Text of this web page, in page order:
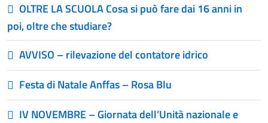
OLTRE LA SCUOLA Cosa si può fare dai 16 anni in
poi, oltre che studiare?
AVVISO – rilevazione del contatore idrico
Festa di Natale Anffas – Rosa Blu
IV NOVEMBRE – Giornata dell’Unità nazionale e